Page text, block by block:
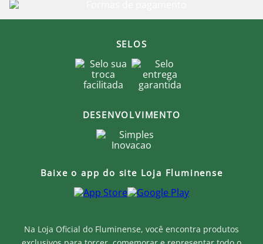
Na Loja Oficial do Fluminense, você encontra produtos
SELOS
DESENVOLVIMENTO
Baixe o app do site Loja Fluminense